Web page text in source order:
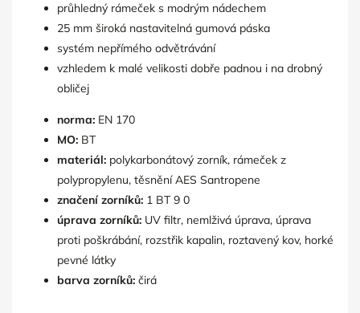
průhledný rámeček s modrým nádechem
25 mm široká nastavitelná gumová páska
systém nepřímého odvětrávání
vzhledem k malé velikosti dobře padnou i na drobný
obličej
norma: EN 170
MO: BT
materiál: polykarbonátový zorník, rámeček z
polypropylenu, těsnění AES Santropene
značení zorníků: 1 BT 9 0
úprava zorníků: UV filtr, nemlživá úprava, úprava
proti poškrábání, rozstřik kapalin, roztavený kov, horké
pevné látky
barva zorníků: čirá